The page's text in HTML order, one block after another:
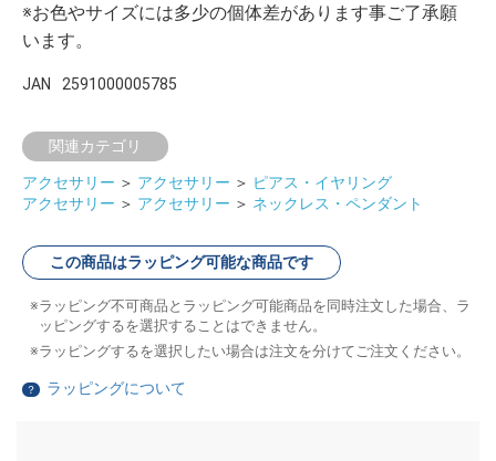
※お色やサイズには多少の個体差があります事ご了承願
います。
JAN 2591000005785
関連カテゴリ
アクセサリー ＞ アクセサリー ＞ ピアス・イヤリング
アクセサリー ＞ アクセサリー ＞ ネックレス・ペンダント
この商品はラッピング可能な商品です
ラッピング不可商品とラッピング可能商品を同時注文した場合、ラ
ッピングするを選択することはできません。
ラッピングするを選択したい場合は注文を分けてご注文ください。
？ ラッピングについて